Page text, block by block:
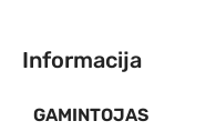
Informacija
GAMINTOJAS